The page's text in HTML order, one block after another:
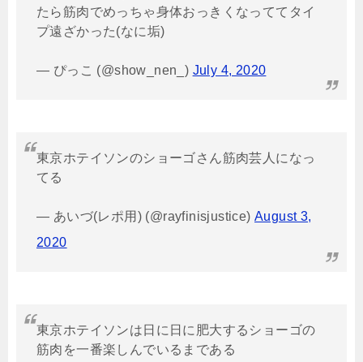
たら筋肉でめっちゃ身体おっきくなっててタイ
プ遠ざかった(なに垢)
— ぴっこ (@show_nen_) July 4, 2020
東京ホテイソンのショーゴさん筋肉芸人になっ
てる
— あいづ(レポ用) (@rayfinisjustice) August 3,
2020
東京ホテイソンは日に日に肥大するショーゴの
筋肉を一番楽しんでいるまである